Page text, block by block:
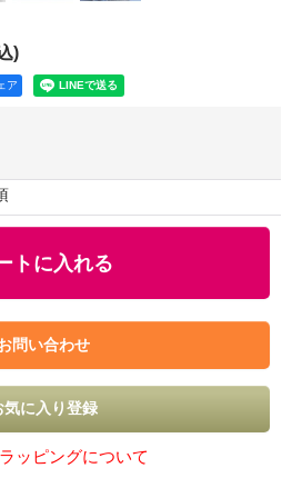
)
ア
ッピングについて